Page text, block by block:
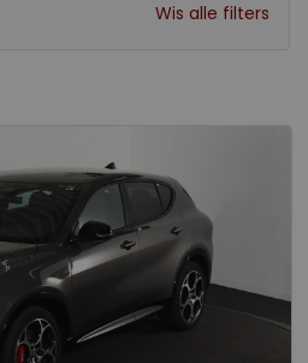
Wis alle filters